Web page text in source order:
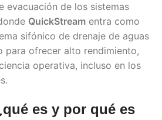
evacuación de los sistemas
QuickStream entra como
sifónico de drenaje de aguas
para ofrecer alto rendimiento,
operativa, incluso en los
es y por qué es